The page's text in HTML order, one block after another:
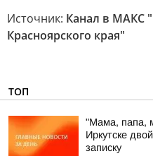
Источник: Канал в МАКС
Красноярского края"
ТОП
"Мама, папа,
Иркутске
записку